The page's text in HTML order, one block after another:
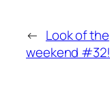
← Look of the
weekend #32!